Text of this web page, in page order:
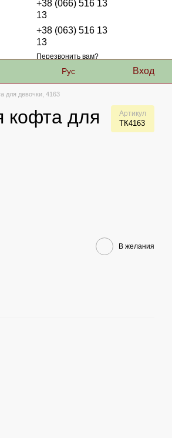
+38 (066) 516 13
13
+38 (063) 516 13
13
Перезвонить вам?
Рус Вход
для девочки, 4163
кофта для
Артикул
ТК4163
В желания